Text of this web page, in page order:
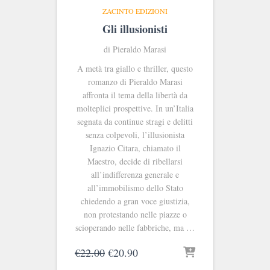
ZACINTO EDIZIONI
Gli illusionisti
di Pieraldo Marasi
A metà tra giallo e thriller, questo
romanzo di Pieraldo Marasi
affronta il tema della libertà da
molteplici prospettive. In un’Italia
segnata da continue stragi e delitti
senza colpevoli, l’illusionista
Ignazio Citara, chiamato il
Maestro, decide di ribellarsi
all’indifferenza generale e
all’immobilismo dello Stato
chiedendo a gran voce giustizia,
non protestando nelle piazze o
scioperando nelle fabbriche, ma …
€22.00 Il
€20.90Il